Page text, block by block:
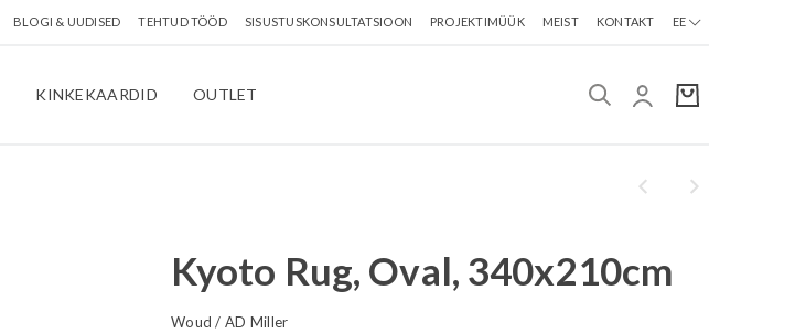
BLOGI & UUDISED TEHTUD TÖÖD SISUSTUSKONSULTATSIOON PROJEKTIMÜÜK MEIST KONTAKT EE
KINKEKAARDID OUTLET
Kyoto Rug, Oval, 340x210cm
Woud/ AD Miller